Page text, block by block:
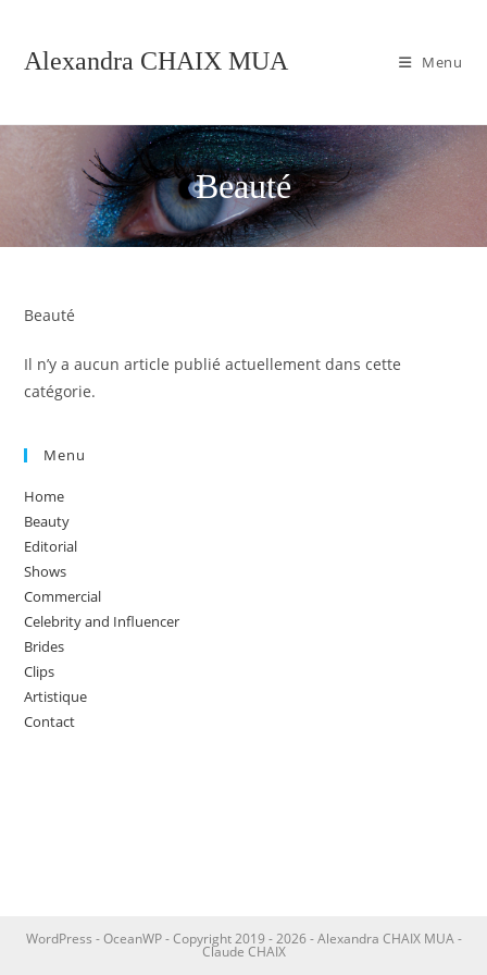
contentAlexandra CHAIX MUA Menu
Beauté
Beauté
Il n’y a aucun article publié actuellement dans cette
catégorie.
Menu
Home
Beauty
Editorial
Shows
Commercial
Celebrity and Influencer
Brides
Clips
Artistique
Contact
WordPress - OceanWP - Copyright 2019 - 2026 - Alexandra CHAIX MUA -
Claude CHAIX